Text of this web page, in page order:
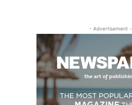
- Advertisement -